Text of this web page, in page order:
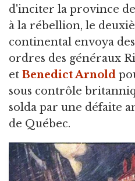
d'inciter la province
à la rébellion, le
continental envoya
ordres des généraux
et Benedict Arnold
sous contrôle
solda par une défaite
de Québec.